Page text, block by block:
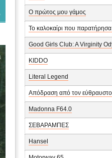
Ο πρώτος μου γάμος
Το καλοκαίρι που
Good Girls Club: A Virginity
KIDDO
Literal Legend
Απόδραση από τον
Madonna F64.0
ΣΕΒΑΡΑΜΠΕΣ
Hansel